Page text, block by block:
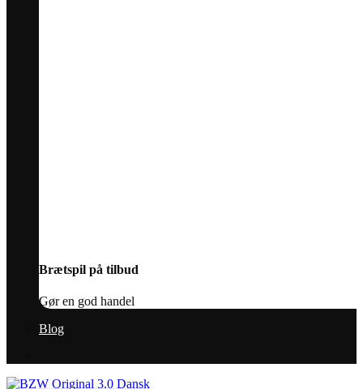
Brætspil på tilbud
Gør en god handel
Blog